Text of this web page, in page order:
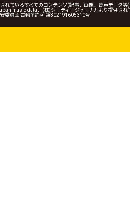
されているすべてのコンテンツ(記事、画像、音声データ
music data、(株)シーディージャーナルより提供され
委員会 古物商許可 第302191605310号